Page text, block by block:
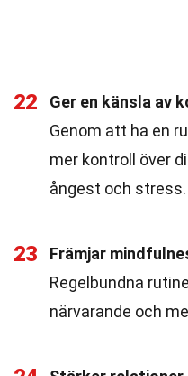
22
Ger en känsla av
Genom att ha en
mer kontroll över
ångest och stress.
23
Främjar
Regelbundna
närvarande och